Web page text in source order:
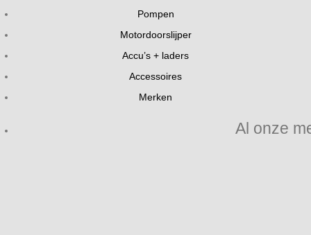
Pompen
Motordoorslijper
Accu’s + laders
Accessoires
Merken
Al onze